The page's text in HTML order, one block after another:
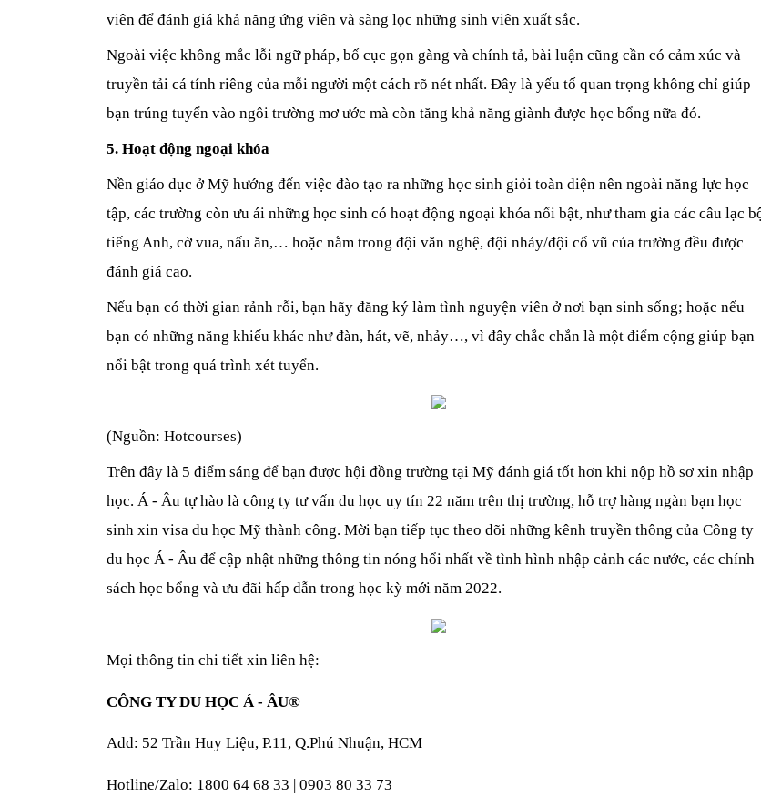
viên để đánh giá khả năng ứng viên và sàng lọc những sinh viên xuất sắc.
Ngoài việc không mắc lỗi ngữ pháp, bố cục gọn gàng và chính tả, bài luận cũng cần có cảm xúc và
truyền tải cá tính riêng của mỗi người một cách rõ nét nhất. Đây là yếu tố quan trọng không chỉ giúp
bạn trúng tuyển vào ngôi trường mơ ước mà còn tăng khả năng giành được học bổng nữa đó.
5. Hoạt động ngoại khóa
Nền giáo dục ở Mỹ hướng đến việc đào tạo ra những học sinh giỏi toàn diện nên ngoài năng lực học
tập, các trường còn ưu ái những học sinh có hoạt động ngoại khóa nổi bật, như tham gia các câu lạc
tiếng Anh, cờ vua, nấu ăn,… hoặc nằm trong đội văn nghệ, đội nhảy/đội cổ vũ của trường đều được
đánh giá cao.
Nếu bạn có thời gian rảnh rỗi, bạn hãy đăng ký làm tình nguyện viên ở nơi bạn sinh sống; hoặc nếu
bạn có những năng khiếu khác như đàn, hát, vẽ, nhảy…, vì đây chắc chắn là một điểm cộng giúp bạn
nổi bật trong quá trình xét tuyển.
(Nguồn: Hotcourses)
Trên đây là 5 điểm sáng để bạn được hội đồng trường tại Mỹ đánh giá tốt hơn khi nộp hồ sơ xin nhập
học. Á - Âu tự hào là công ty tư vấn du học uy tín 22 năm trên thị trường, hỗ trợ hàng ngàn bạn học
sinh xin visa du học Mỹ thành công. Mời bạn tiếp tục theo dõi những kênh truyền thông của Công ty
du học Á - Âu để cập nhật những thông tin nóng hổi nhất về tình hình nhập cảnh các nước, các chính
sách học bổng và ưu đãi hấp dẫn trong học kỳ mới năm 2022.
Mọi thông tin chi tiết xin liên hệ:
CÔNG TY DU HỌC Á - ÂU®
Add: 52 Trần Huy Liệu, P.11, Q.Phú Nhuận, HCM
Hotline/Zalo: 1800 64 68 33 | 0903 80 33 73